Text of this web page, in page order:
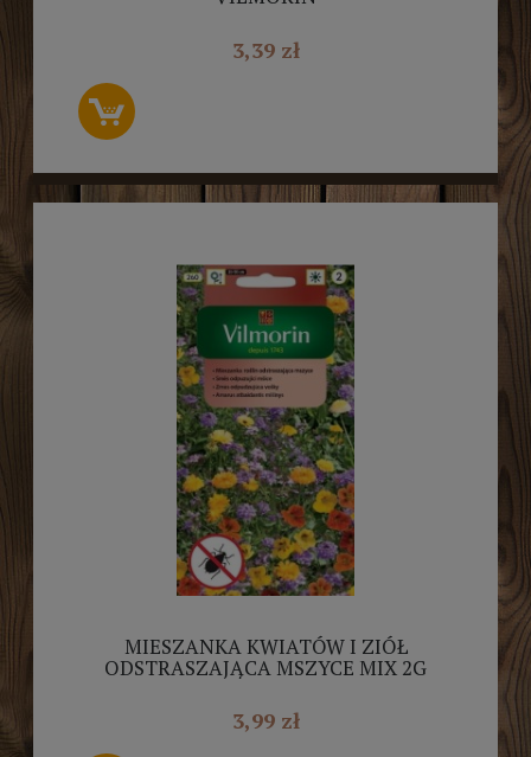
3,39 zł
MIESZANKA KWIATÓW I ZIÓŁ
ODSTRASZAJĄCA MSZYCE MIX 2G
3,99 zł